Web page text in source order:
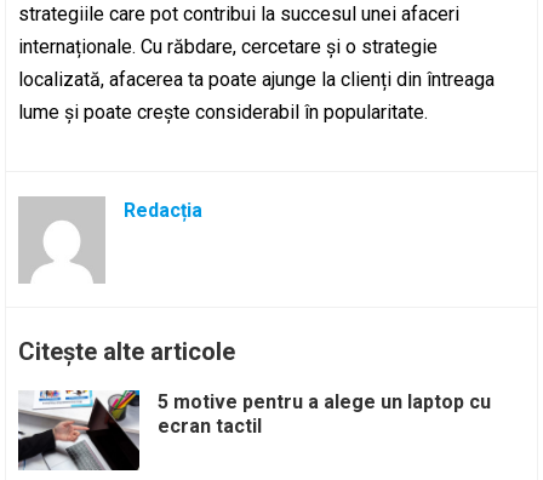
strategiile care pot contribui la succesul unei afaceri
internaționale. Cu răbdare, cercetare și o strategie
localizată, afacerea ta poate ajunge la clienți din întreaga
lume și poate crește considerabil în popularitate.
Redacția
Citește alte articole
5 motive pentru a alege un laptop cu
ecran tactil